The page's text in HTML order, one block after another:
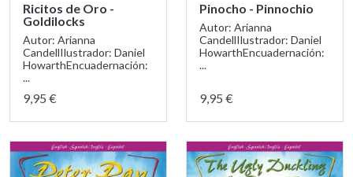
Ricitos de Oro -
Goldilocks
Autor: Arianna
CandellIlustrador: Daniel
HowarthEncuadernación:
...
9,95 €
Pinocho - Pinnochio
Autor: Arianna
CandellIlustrador: Daniel
HowarthEncuadernación:
...
9,95 €